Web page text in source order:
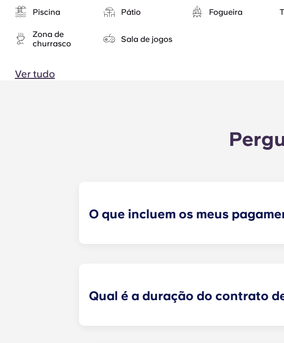
Piscina Pátio Fogueira
Zona de
churrasco
Sala de jogos
Ver tudo
O que incluem os meus
Qual é a duração do contrato